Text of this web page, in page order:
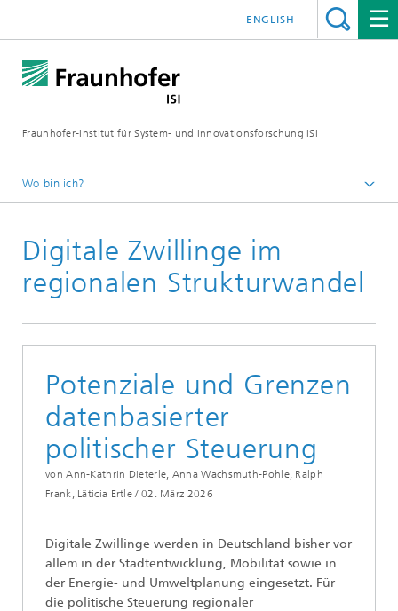
Fraunhofer-Institut für System- und Innovationsforschung ISI
ENGLISH
Wo bin ich?
Blog
Blogartikel 2026
Digitale Zwillinge im
regionalen Strukturwandel
Potenziale und Grenzen
datenbasierter
politischer Steuerung
von Ann-Kathrin Dieterle, Anna Wachsmuth-Pohle, Ralph
Frank, Läticia Ertle / 02. März 2026
Digitale Zwillinge werden in Deutschland bisher vor
allem in der Stadtentwicklung, Mobilität sowie in
der Energie- und Umweltplanung eingesetzt. Für
die politische Steuerung regionaler